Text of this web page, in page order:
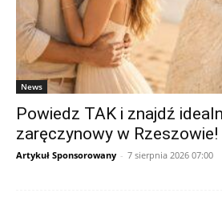
News
Powiedz TAK i znajdź
zaręczynowy w Rzeszowie!
Artykuł Sponsorowany - 7 sierpnia 2026 07:00